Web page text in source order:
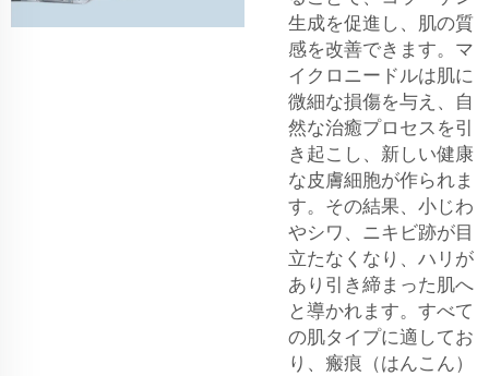
生成を促進し、肌の質
感を改善できます。マ
イクロニードルは肌に
微細な損傷を与え、自
然な治癒プロセスを引
き起こし、新しい健康
な皮膚細胞が作られま
す。その結果、小じわ
やシワ、ニキビ跡が目
立たなくなり、ハリが
あり引き締まった肌へ
と導かれます。すべて
の肌タイプに適してお
り、瘢痕（はんこん）